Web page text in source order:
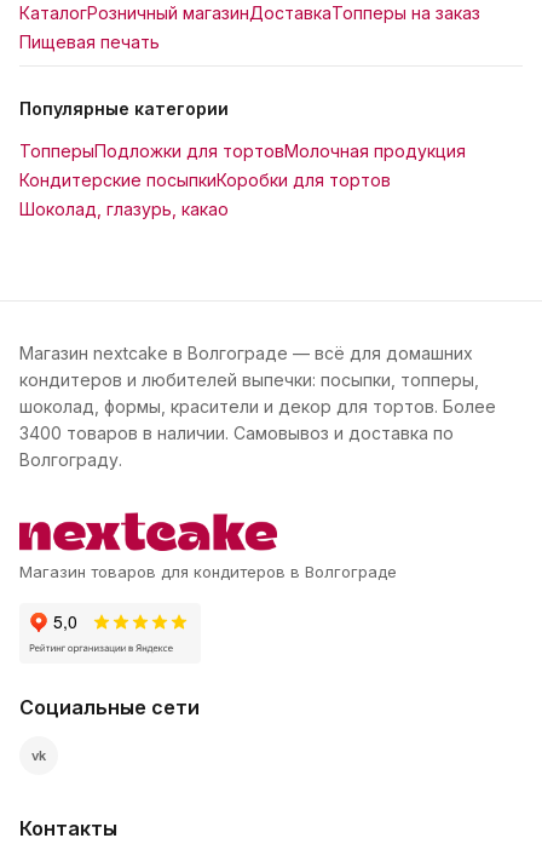
КаталогРозничный магазинДоставкаТопперы на заказ
Пищевая печать
Популярные категории
ТопперыПодложки для тортовМолочная продукция
Кондитерские посыпкиКоробки для тортов
Шоколад, глазурь, какао
Магазин nextcake в Волгограде — всё для домашних
кондитеров и любителей выпечки: посыпки, топперы,
шоколад, формы, красители и декор для тортов. Более
3400 товаров в наличии. Самовывоз и доставка по
Волгограду.
Магазин товаров для кондитеров в Волгограде
Социальные сети
vk
Контакты